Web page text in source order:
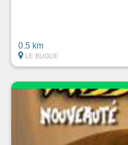
0.5 km
LE BUGUE